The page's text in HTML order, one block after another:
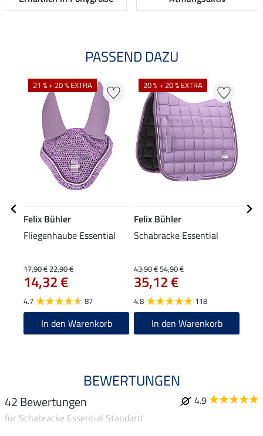
PASSEND DAZU
21 % + 20 % EXTRA
Felix Bühler
Fliegenhaube Essential
17,90 €22,90 €
14,32 €
4.7 87
In den Warenkorb
20 % + 20 % EXTRA
Felix Bühler
Schabracke Essential
43,90 €54,90 €
35,12 €
4.8 118
In den Warenkorb
BEWERTUNGEN
42 Bewertungen
4.9
für Schabracke Essential Standard